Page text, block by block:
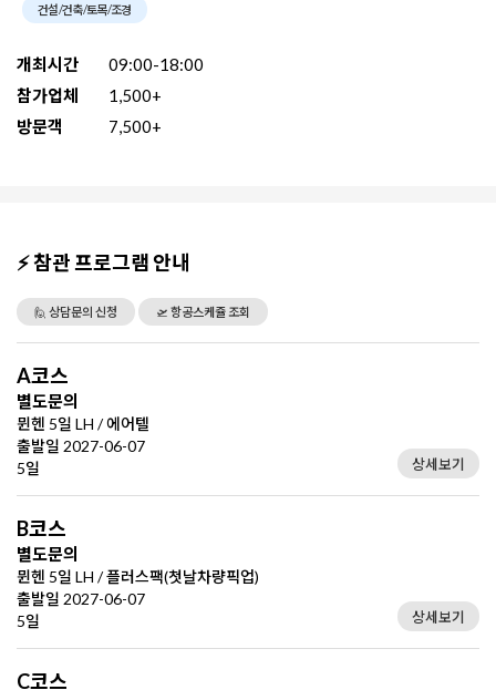
건설/건축/토목/조경
개최시간
09:00-18:00
참가업체
1,500+
방문객
7,500+
⚡ 참관 프로그램 안내
🙋 상담문의 신청 🛫 항공스케쥴 조회
A코스
별도문의
뮌헨 5일 LH / 에어텔
출발일 2027-06-07
5일
상세보기
B코스
별도문의
뮌헨 5일 LH / 플러스팩(첫날차량픽업)
출발일 2027-06-07
5일
상세보기
C코스